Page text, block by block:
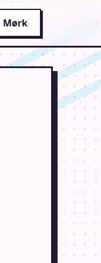
Mørk